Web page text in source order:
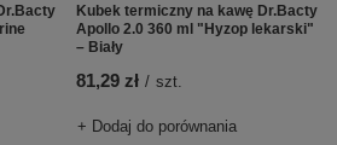
Kubek termiczny na kawę Dr.Bacty
Apollo 2.0 360 ml "Hyzop lekarski"
– Biały
81,29 zł / szt.
+ Dodaj do porównania